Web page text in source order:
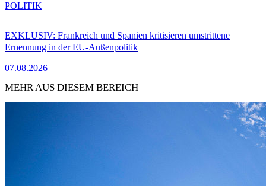
EXKLUSIV: Frankreich und Spanien kritisieren umstrittene
Ernennung in der EU-Außenpolitik
07.08.2026
POLITIK
MEHR AUS DIESEM BEREICH